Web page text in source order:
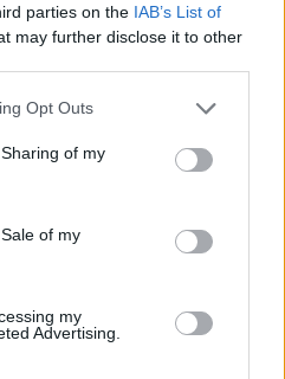
parties on the IAB’s List of
may further disclose it to other
app uses one or more Google
behaviour. You may click to
and its third-party tags to
purposes in below Google
Opt Outs
of my
of my
my
Advertising.
novemberben érkezik
csaptak le az